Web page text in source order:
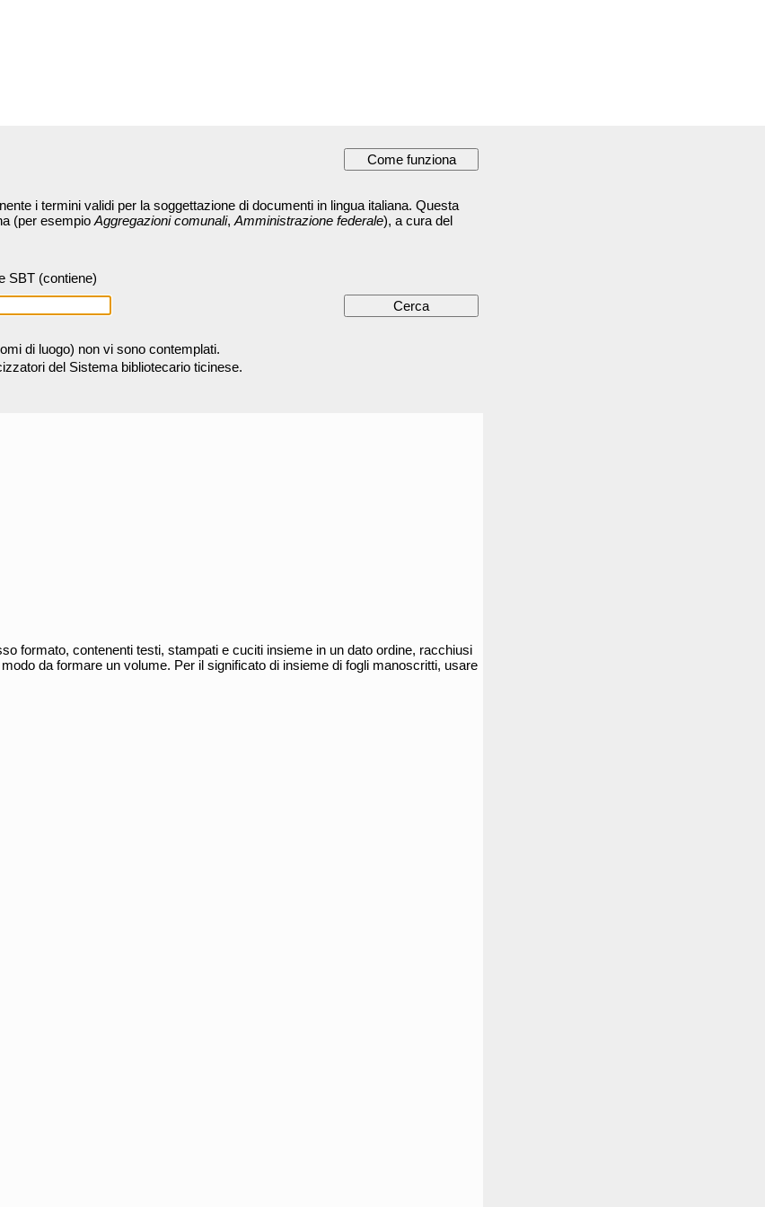
i termini validi per la soggettazione di documenti in lingua italiana. Questa
(per esempio Aggregazioni comunali, Amministrazione federale), a cura del
SBT (contiene)
di luogo) non vi sono contemplati.
del Sistema bibliotecario ticinese.
formato, contenenti testi, stampati e cuciti insieme in un dato ordine, racchiusi
da formare un volume. Per il significato di insieme di fogli manoscritti, usare